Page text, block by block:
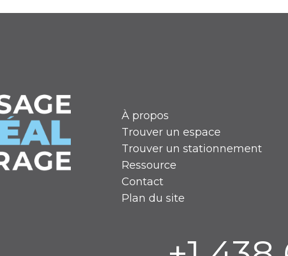
À propos
Trouver un espace
Trouver un stationnement
Ressource
Contact
Plan du site